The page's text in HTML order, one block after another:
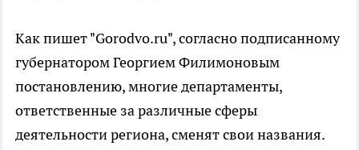
Как пишет "Gorodvo.ru", согласно подписанному
губернатором Георгием Филимоновым
постановлению, многие департаменты,
ответственные за различные сферы
деятельности региона, сменят свои названия.